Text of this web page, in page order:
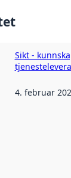
Sikt -
vart
av
4. februar